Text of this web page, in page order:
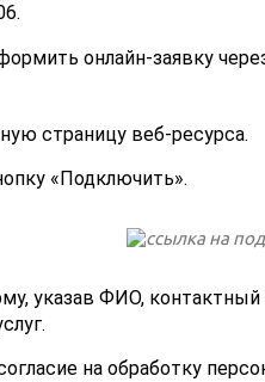
онлайн-заявку
страницу веб-ресурса.
«Подключить».
указав ФИО, контактный
на обработку